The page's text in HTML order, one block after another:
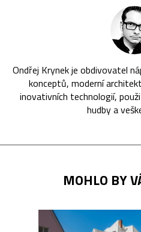
Ondřej Krynek je obdivovatel
konceptů, moderní
inovativních technologií,
hudby a
MOHLO BY